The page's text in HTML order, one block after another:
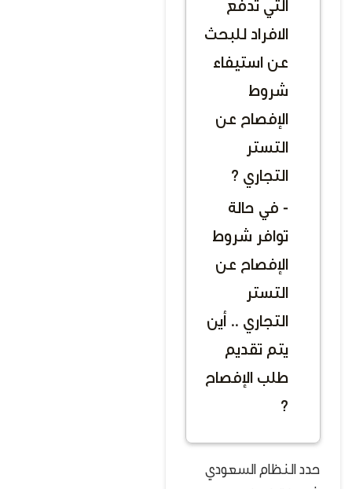
التي تدفع
الافراد للبحث
عن استيفاء
شروط
الإفصاح عن
التستر
التجاري ؟
- في حالة
توافر شروط
الإفصاح عن
التستر
التجاري .. أين
يتم تقديم
طلب الإفصاح
؟
حدد النظام السعودي